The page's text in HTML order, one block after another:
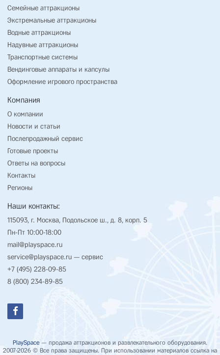
Семейные аттракционы
Экстремальные аттракционы
Водные аттракционы
Надувные аттракционы
Транспортные системы
Вендинговые аппараты и капсулы
Оформление игрового пространства
Компания
О компании
Новости и статьи
Послепродажный сервис
Готовые проекты
Ответы на вопросы
Контакты
Регионы
Наши контакты:
115093, г. Москва, Подольское ш., д. 8, корп. 5
Пн-Пт 10:00-18:00
mail@playspace.ru
service@playspace.ru — сервис
+7 (495) 228-09-85
8 (800) 234-89-85
PlaySpace — продажа аттракционов и развлекательного оборудования.
2007-2026 © Все права защищены. При использовании материалов ссылка на